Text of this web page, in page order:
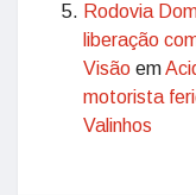
Rodovia
liberação
Visão em
motorista
Valinhos